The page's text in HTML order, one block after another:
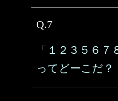
Q.7
「１２３５６７
ってどーこだ？